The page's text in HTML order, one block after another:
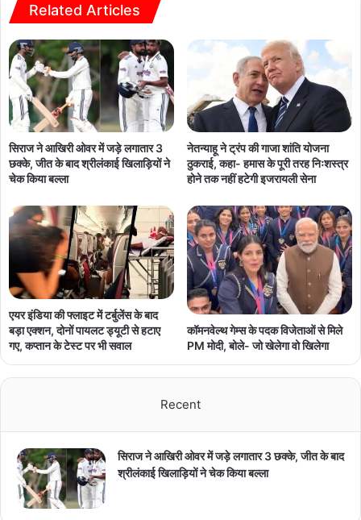
Related Articles
सिराज ने आखिरी ओवर में जड़े लगातार 3
छक्के, जीत के बाद श्रीलंकाई खिलाड़ियों ने
चेक किया बल्ला
नेतन्याहू ने ट्रंप की गाजा शांति योजना
ठुकराई, कहा- हमास के पूरी तरह निःशस्त्र
होने तक नहीं हटेगी इजरायली सेना
एयर इंडिया की फ्लाइट में टर्बुलेंस के बाद
बड़ा एक्शन, दोनों पायलट ड्यूटी से हटाए
गए, कप्तान के टेस्ट पर भी सवाल
कॉमनवेल्थ गेम्स के पदक विजेताओं से मिले
PM मोदी, बोले- जो खेलेगा वो खिलेगा
Recent
सिराज ने आखिरी ओवर में जड़े लगातार 3 छक्के, जीत के बाद
श्रीलंकाई खिलाड़ियों ने चेक किया बल्ला